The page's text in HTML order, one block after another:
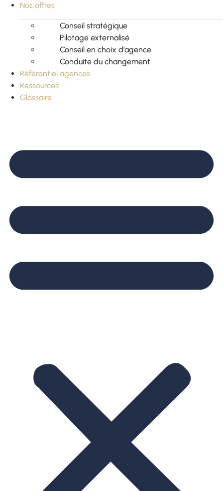
Nos offres
Conseil stratégique
Pilotage externalisé
Conseil en choix d’agence
Conduite du changement
Référentiel agences
Ressources
Glossaire